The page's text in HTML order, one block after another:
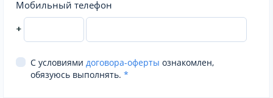
Мобильный телефон
+
С условиями договора-оферты ознакомлен,
обязуюсь выполнять. *